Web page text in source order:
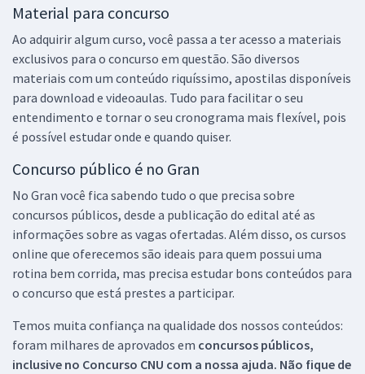
Material para concurso
Ao adquirir algum curso, você passa a ter acesso a materiais
exclusivos para o concurso em questão. São diversos
materiais com um conteúdo riquíssimo, apostilas disponíveis
para download e videoaulas. Tudo para facilitar o seu
entendimento e tornar o seu cronograma mais flexível, pois
é possível estudar onde e quando quiser.
Concurso público é no Gran
No Gran você fica sabendo tudo o que precisa sobre
concursos públicos, desde a publicação do edital até as
informações sobre as vagas ofertadas. Além disso, os cursos
online que oferecemos são ideais para quem possui uma
rotina bem corrida, mas precisa estudar bons conteúdos para
o concurso que está prestes a participar.
Temos muita confiança na qualidade dos nossos conteúdos:
foram milhares de aprovados em concursos públicos,
inclusive no Concurso CNU com a nossa ajuda. Não fique de